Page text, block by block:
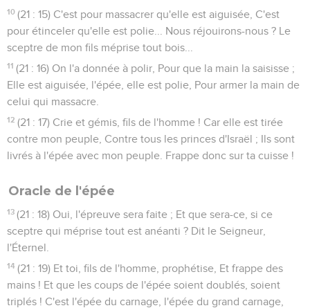
10 (21 : 15) C'est pour massacrer qu'elle est aiguisée, C'est
pour étinceler qu'elle est polie... Nous réjouirons-nous ? Le
sceptre de mon fils méprise tout bois...
11 (21 : 16) On l'a donnée à polir, Pour que la main la saisisse ;
Elle est aiguisée, l'épée, elle est polie, Pour armer la main de
celui qui massacre.
12 (21 : 17) Crie et gémis, fils de l'homme ! Car elle est tirée
contre mon peuple, Contre tous les princes d'Israël ; Ils sont
livrés à l'épée avec mon peuple. Frappe donc sur ta cuisse !
Oracle de l'épée
13 (21 : 18) Oui, l'épreuve sera faite ; Et que sera-ce, si ce
sceptre qui méprise tout est anéanti ? Dit le Seigneur,
l'Éternel.
14 (21 : 19) Et toi, fils de l'homme, prophétise, Et frappe des
mains ! Et que les coups de l'épée soient doublés, soient
triplés ! C'est l'épée du carnage, l'épée du grand carnage,